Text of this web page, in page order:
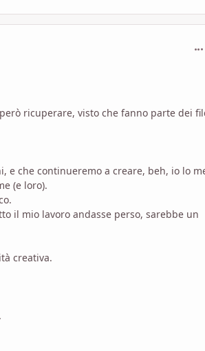
ricuperare, visto che fanno parte dei
e che continueremo a creare, beh, io lo
(e loro).
il mio lavoro andasse perso, sarebbe un
creativa.